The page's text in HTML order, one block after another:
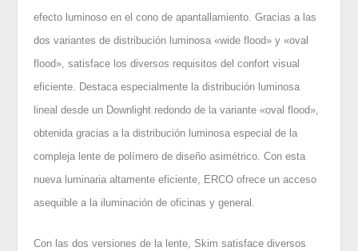
efecto luminoso en el cono de apantallamiento. Gracias a las
dos variantes de distribución luminosa «wide flood» y «oval
flood», satisface los diversos requisitos del confort visual
eficiente. Destaca especialmente la distribución luminosa
lineal desde un Downlight redondo de la variante «oval flood»,
obtenida gracias a la distribución luminosa especial de la
compleja lente de polímero de diseño asimétrico. Con esta
nueva luminaria altamente eficiente, ERCO ofrece un acceso
asequible a la iluminación de oficinas y general.
Con las dos versiones de la lente, Skim satisface diversos